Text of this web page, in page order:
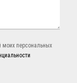
моих персональных